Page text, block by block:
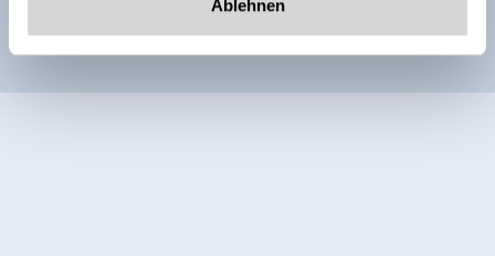
Ablehnen